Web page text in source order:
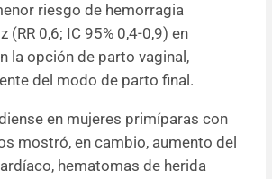
riesgo de hemorragia
0,6; IC 95% 0,4-0,9) en
la opción de parto vaginal,
del modo de parto final.
en mujeres primíparas con
mostró, en cambio, aumento del
hematomas de herida